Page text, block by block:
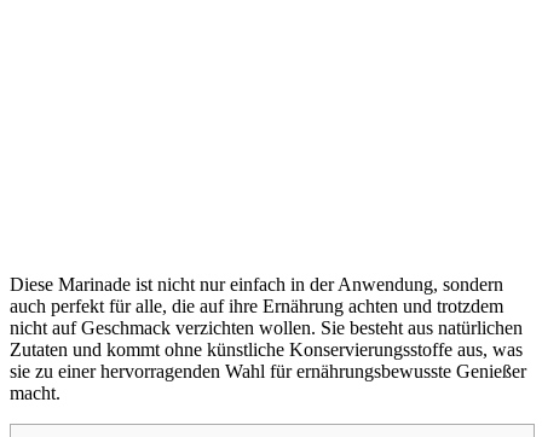
Diese Marinade ist nicht nur einfach in der Anwendung, sondern
auch perfekt für alle, die auf ihre Ernährung achten und trotzdem
nicht auf Geschmack verzichten wollen. Sie besteht aus natürlichen
Zutaten und kommt ohne künstliche Konservierungsstoffe aus, was
sie zu einer hervorragenden Wahl für ernährungsbewusste Genießer
macht.